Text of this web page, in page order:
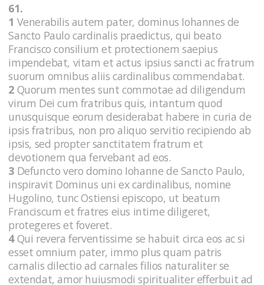
61.
1 Venerabilis autem pater, dominus Iohannes de
Sancto Paulo cardinalis praedictus, qui beato
Francisco consilium et protectionem saepius
impendebat, vitam et actus ipsius sancti ac fratrum
suorum omnibus aliis cardinalibus commendabat.
2 Quorum mentes sunt commotae ad diligendum
virum Dei cum fratribus quis, intantum quod
unusquisque eorum desiderabat habere in curia de
ipsis fratribus, non pro aliquo servitio recipiendo ab
ipsis, sed propter sanctitatem fratrum et
devotionem qua fervebant ad eos.
3 Defuncto vero domino Iohanne de Sancto Paulo,
inspiravit Dominus uni ex cardinalibus, nomine
Hugolino, tunc Ostiensi episcopo, ut beatum
Franciscum et fratres eius intime diligeret,
protegeres et foveret.
4Qui revera ferventissime se habuit circa eos ac si
esset omnium pater, immo plus quam patris
carnalis dilectio ad carnales filios naturaliter se
extendat, amor huiusmodi spiritualiter efferbuit ad